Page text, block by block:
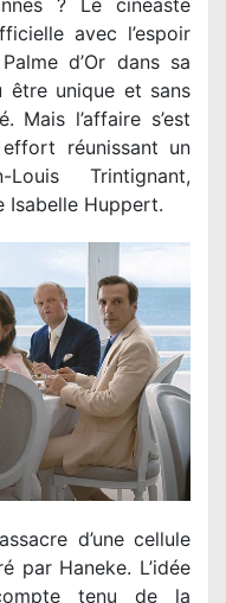
? Le cinéaste
avec l’espoir
d’Or dans sa
unique et sans
Mais l’affaire s’est
réunissant un
Trintignant,
Isabelle Huppert.
d’une cellule
par Haneke. L’idée
tenu de la